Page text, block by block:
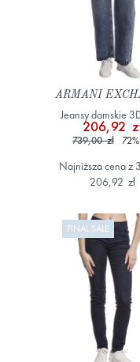
ARMANI
Jeansy damskie
Y16EZ
206,92
739,00 zł 72%
Najniższa cena z
206,92 zł
FINAL SALE